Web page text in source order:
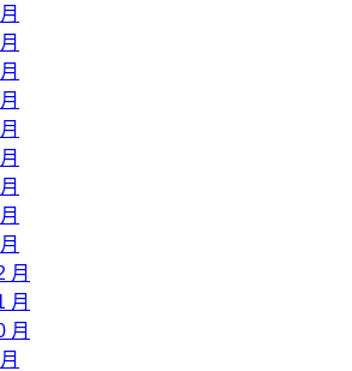
月
月
月